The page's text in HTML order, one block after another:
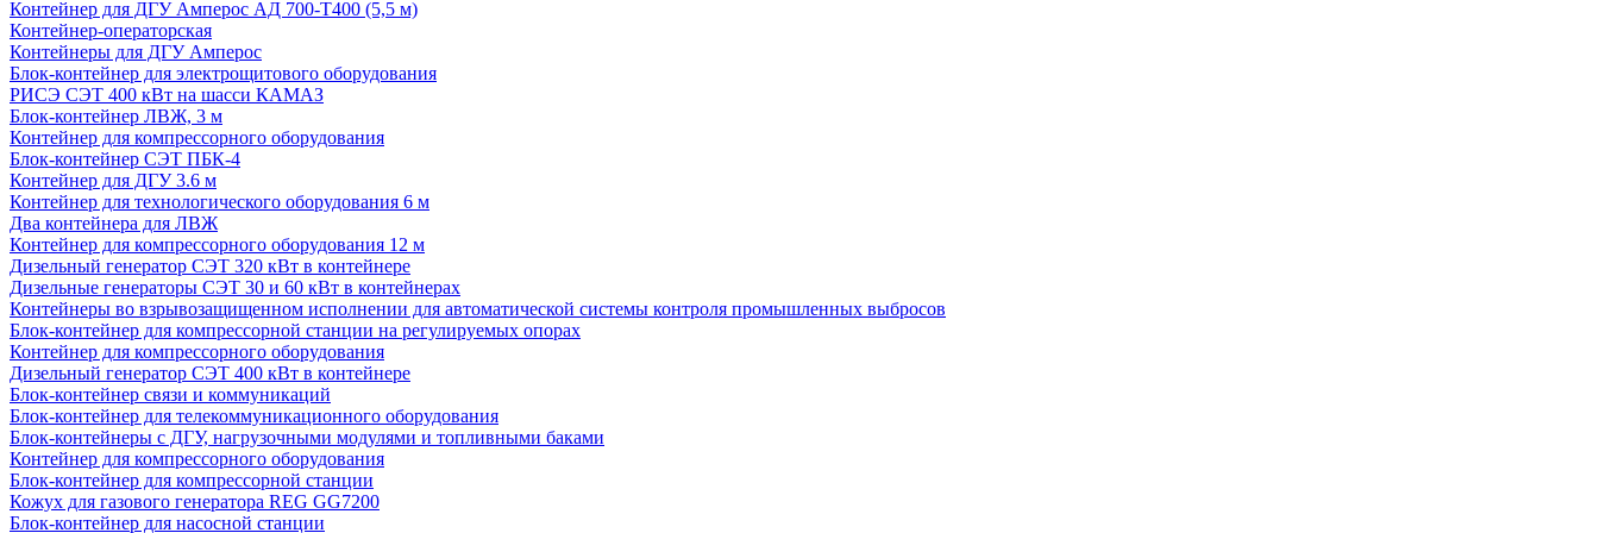
Контейнер для ДГУ Амперос АД 700-Т400 (5,5 м)
Контейнер-операторская
Контейнеры для ДГУ Амперос
Блок-контейнер для электрощитового оборудования
РИСЭ СЭТ 400 кВт на шасси КАМАЗ
Блок-контейнер ЛВЖ, 3 м
Контейнер для компрессорного оборудования
Блок-контейнер СЭТ ПБК-4
Контейнер для ДГУ 3.6 м
Контейнер для технологического оборудования 6 м
Два контейнера для ЛВЖ
Контейнер для компрессорного оборудования 12 м
Дизельный генератор СЭТ 320 кВт в контейнере
Дизельные генераторы СЭТ 30 и 60 кВт в контейнерах
Контейнеры во взрывозащищенном исполнении для автоматической системы контроля промышленных выбросов
Блок-контейнер для компрессорной станции на регулируемых опорах
Контейнер для компрессорного оборудования
Дизельный генератор СЭТ 400 кВт в контейнере
Блок-контейнер связи и коммуникаций
Блок-контейнер для телекоммуникационного оборудования
Блок-контейнеры с ДГУ, нагрузочными модулями и топливными баками
Контейнер для компрессорного оборудования
Блок-контейнер для компрессорной станции
Кожух для газового генератора REG GG7200
Блок-контейнер для насосной станции